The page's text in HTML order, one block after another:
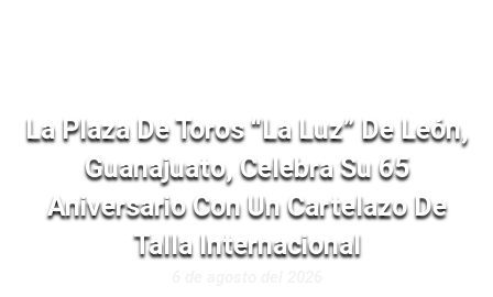
La Plaza De Toros “La Luz” De León,
Guanajuato, Celebra Su 65
Aniversario Con Un Cartelazo De
Talla Internacional